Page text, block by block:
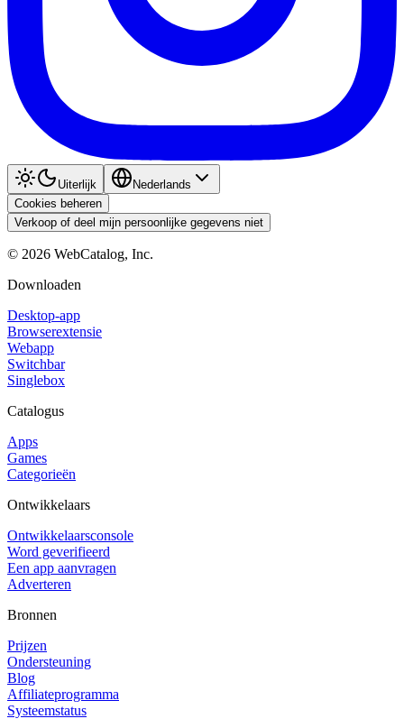
Uiterlijk
Nederlands
Cookies beheren
Verkoop of deel mijn persoonlijke gegevens niet
© 2026 WebCatalog, Inc.
Downloaden
Desktop-app
Browserextensie
Webapp
Switchbar
Singlebox
Catalogus
Apps
Games
Categorieën
Ontwikkelaars
Ontwikkelaarsconsole
Word geverifieerd
Een app aanvragen
Adverteren
Bronnen
Prijzen
Ondersteuning
Blog
Affiliateprogramma
Systeemstatus